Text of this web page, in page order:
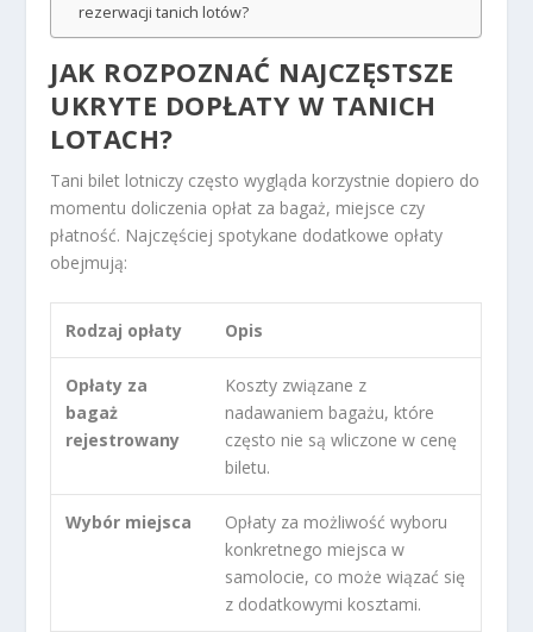
rezerwacji tanich lotów?
JAK ROZPOZNAĆ NAJCZĘSTSZE
UKRYTE DOPŁATY W TANICH
LOTACH?
Tani bilet lotniczy często wygląda korzystnie dopiero do
momentu doliczenia opłat za bagaż, miejsce czy
płatność. Najczęściej spotykane dodatkowe opłaty
obejmują:
Rodzaj opłaty Opis
Opłaty za
bagaż
rejestrowany
Koszty związane z
nadawaniem bagażu, które
często nie są wliczone w cenę
biletu.
Wybór miejsca
Opłaty za możliwość wyboru
konkretnego miejsca w
samolocie, co może wiązać się
z dodatkowymi kosztami.